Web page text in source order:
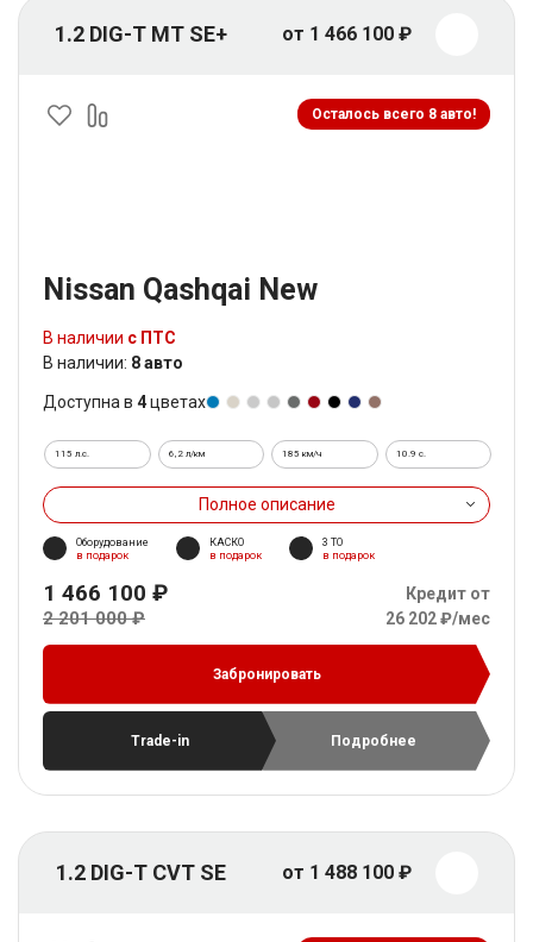
1.2 DIG-T MT SE+ от 1 466 100 ₽
Осталось всего 8 авто!
Nissan Qashqai New
В наличии с ПТС
В наличии: 8 авто
Доступна в 4цветах
115 л.с. 6,2 л/км 185 км/ч 10.9 c.
Полное описание
Оборудование
в подарок
КАСКО
в подарок
3 ТО
в подарок
1 466 100 ₽
2 201 000 ₽
Кредит от
26 202 ₽/мес
Забронировать
Trade-in Подробнее
1.2 DIG-T CVT SE от 1 488 100 ₽